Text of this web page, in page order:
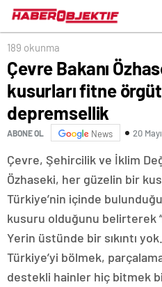
189 okunma
Çevre Bakanı
kusurları fitne
depremsellik
ABONE OL News 20
Çevre, Şehircilik ve İklim
Özhaseki, her güzelin bir
Türkiye’nin içinde
kusuru olduğunu belirterek
Yerin üstünde bir sıkıntı
Türkiye’yi bölmek,
destekli hainler hiç bitmek
Adayı Ayşe Ünlüce ile Dost
Federasyonu’na bağlı
üyeleriyle iftarda buluştu